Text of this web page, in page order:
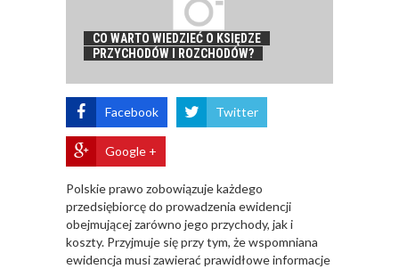
CO WARTO WIEDZIEĆ O KSIĘDZE
PRZYCHODÓW I ROZCHODÓW?
Facebook Twitter
Google +
Polskie prawo zobowiązuje każdego
przedsiębiorcę do prowadzenia ewidencji
obejmującej zarówno jego przychody, jak i
koszty. Przyjmuje się przy tym, że wspomniana
ewidencja musi zawierać prawidłowe informacje